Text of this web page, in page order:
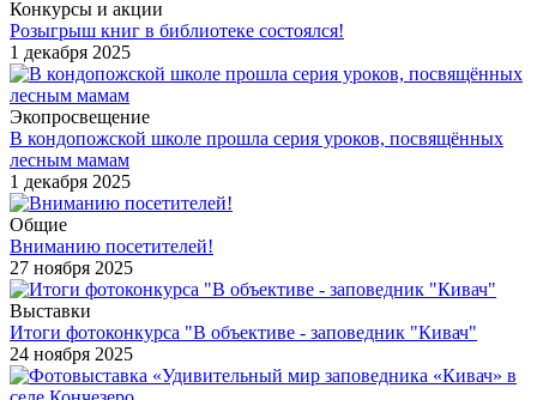
Конкурсы и акции
Розыгрыш книг в библиотеке состоялся!
1 декабря 2025
Экопросвещение
В кондопожской школе прошла серия уроков, посвящённых
лесным мамам
1 декабря 2025
Общие
Вниманию посетителей!
27 ноября 2025
Выставки
Итоги фотоконкурса "В объективе - заповедник "Кивач"
24 ноября 2025